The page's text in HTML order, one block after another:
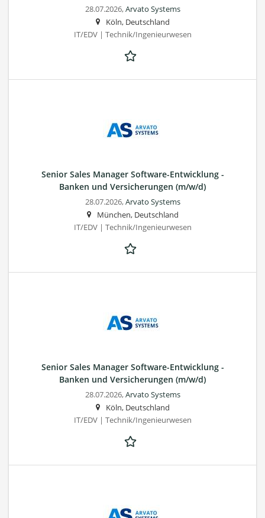
28.07.2026,Arvato Systems
Köln, Deutschland
IT/EDV | Technik/Ingenieurwesen
Senior Sales Manager Software-Entwicklung -
Banken und Versicherungen (m/w/d)
28.07.2026,Arvato Systems
München, Deutschland
IT/EDV | Technik/Ingenieurwesen
Senior Sales Manager Software-Entwicklung -
Banken und Versicherungen (m/w/d)
28.07.2026,Arvato Systems
Köln, Deutschland
IT/EDV | Technik/Ingenieurwesen